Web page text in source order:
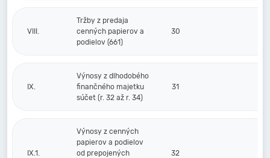
VIII.
Tržby z predaja
cenných papierov a
podielov (661)
30
IX.
Výnosy z dlhodobého
finančného majetku
súčet (r. 32 až r. 34)
31
IX.1.
Výnosy z cenných
papierov a podielov
od prepojených
32